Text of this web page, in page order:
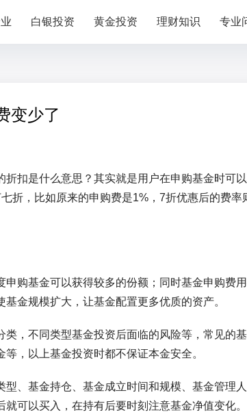
白银投资 黄金投资 理财知识 专业
变少了
扣是什么意思？其实就是用户在申购基金时可
折，比如原来的申购费是1%，7折优惠后的费率
购基金可以获得较多的份额；同时基金申购费
金规模扩大，让基金配置更多优质的资产。
，不同类型基金投资后面临的风险等，常见的
，以上基金投资时都不保证本金安全。
、基金持仓、基金成立时间和规模、基金管理人
可以买入，在持有后要时刻注意基金净值变化。